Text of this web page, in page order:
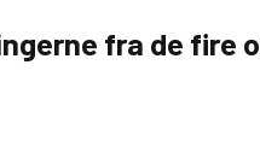
fra de fire